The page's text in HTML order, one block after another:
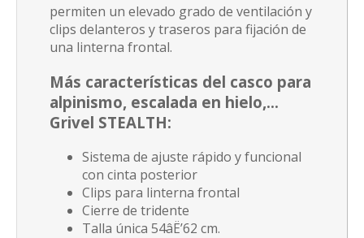
permiten un elevado grado de ventilación y
clips delanteros y traseros para fijación de
una linterna frontal.
Más características del casco para
alpinismo, escalada en hielo,...
Grivel STEALTH:
Sistema de ajuste rápido y funcional
con cinta posterior
Clips para linterna frontal
Cierre de tridente
Talla única 54âË’62 cm.